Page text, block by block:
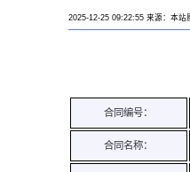
2025-12-25 09:22:55 来源：本站
合同编号：
合同名称：